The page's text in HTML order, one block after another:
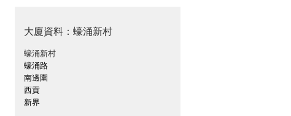
大廈資料：蠔涌新村
蠔涌新村
蠔涌路
南邊圍
西貢
新界